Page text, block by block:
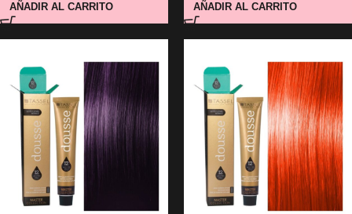
AÑADIR AL CARRITO AÑADIR AL CARRITO